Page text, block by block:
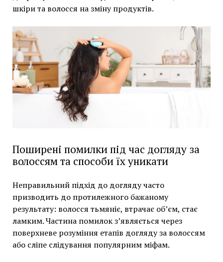
шкіри та волосся на зміну продуктів.
Поширені помилки під час догляду за
волоссям та способи їх уникати
Неправильний підхід до догляду часто
призводить до протилежного бажаному
результату: волосся тьмяніє, втрачає об’єм, стає
ламким. Частина помилок з’являється через
поверхневе розуміння етапів догляду за волоссям
або сліпе слідування популярним міфам.